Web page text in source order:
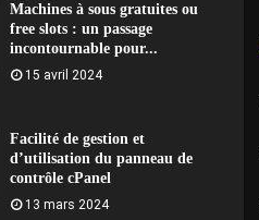
Machines à sous gratuites ou
free slots : un passage
incontournable pour...
15 avril 2024
Facilité de gestion et
d’utilisation du panneau de
contrôle cPanel
13 mars 2024